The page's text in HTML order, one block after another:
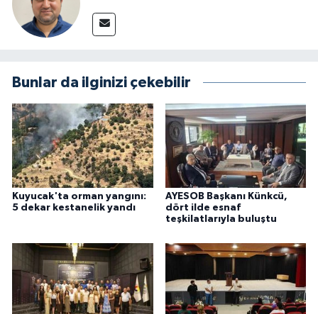
Bunlar da ilginizi çekebilir
Kuyucak'ta orman yangını:
5 dekar kestanelik yandı
AYESOB Başkanı Künkcü,
dört ilde esnaf
teşkilatlarıyla buluştu